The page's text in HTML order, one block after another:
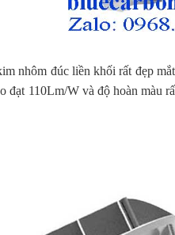
nhôm đúc liền khối rất đẹp
110Lm/W và độ hoàn màu